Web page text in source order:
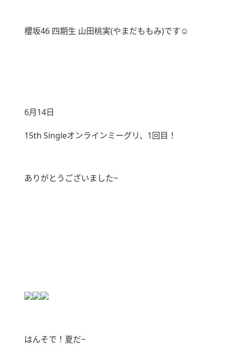
櫻坂46 四期生 山田桃実(やまだももみ)です☺︎
6月14日
15th Singleオンラインミーグリ、1回目！
ありがとうございました~
はんそで！夏だ~